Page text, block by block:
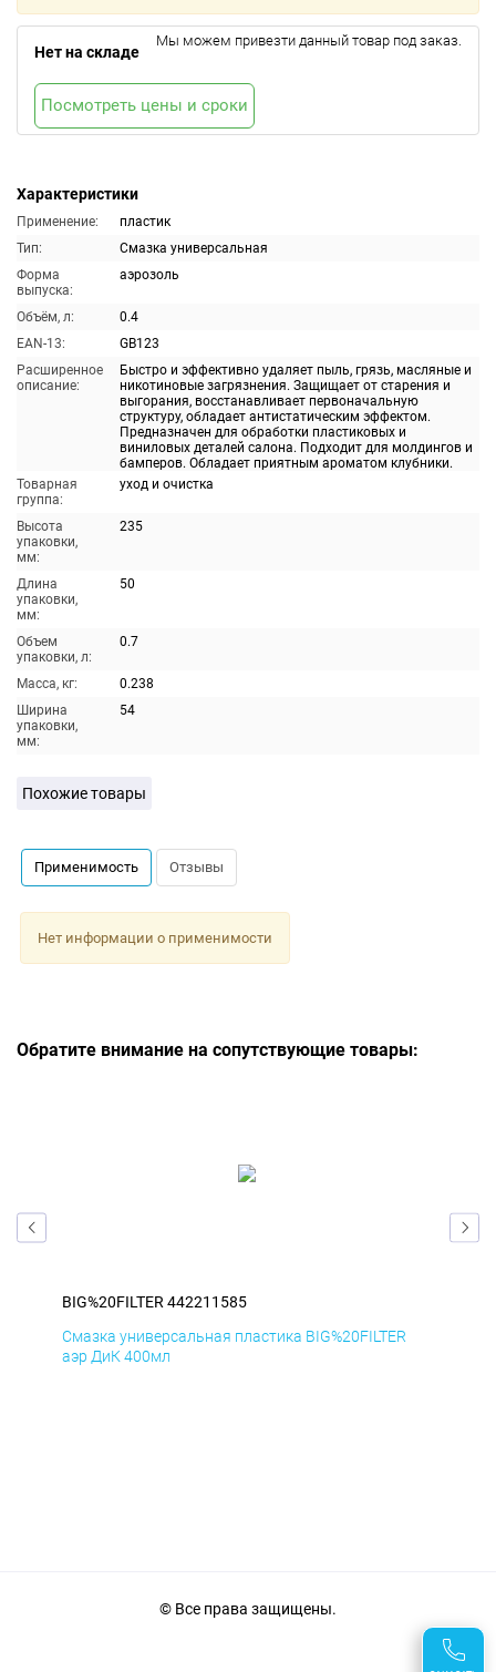
Характеристики
Применение:
пластик
Тип:
Смазка универсальная
Форма
выпуска:
аэрозоль
Объём, л:
0.4
EAN-13:
GB123
Расширенное
описание:
Быстро и эффективно удаляет пыль, грязь, масляные и
никотиновые загрязнения. Защищает от старения и
выгорания, восстанавливает первоначальную
структуру, обладает антистатическим эффектом.
Предназначен для обработки пластиковых и
виниловых деталей салона. Подходит для молдингов и
бамперов. Обладает приятным ароматом клубники.
Товарная
группа:
уход и очистка
Высота
упаковки,
мм:
235
Длина
упаковки,
мм:
50
Объем
упаковки, л:
0.7
Масса, кг:
0.238
Ширина
упаковки,
мм:
54
Нет на складе
Мы можем привезти данный товар под заказ.
Посмотреть цены и сроки
Похожие товары
Применимость Отзывы
Нет информации о применимости
Обратите внимание на сопутствующие товары:
BIG%20FILTER 442211585
Смазка универсальная пластика BIG%20FILTER
аэр ДиК 400мл
© Все права защищены.